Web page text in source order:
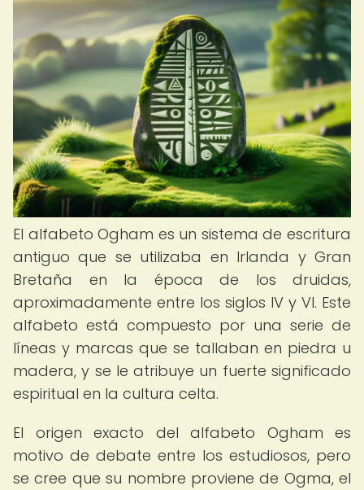
El alfabeto Ogham es un sistema de escritura
antiguo que se utilizaba en Irlanda y Gran
Bretaña en la época de los druidas,
aproximadamente entre los siglos IV y VI. Este
alfabeto está compuesto por una serie de
líneas y marcas que se tallaban en piedra u
madera, y se le atribuye un fuerte significado
espiritual en la cultura celta.
El origen exacto del alfabeto Ogham es
motivo de debate entre los estudiosos, pero
se cree que su nombre proviene de Ogma, el